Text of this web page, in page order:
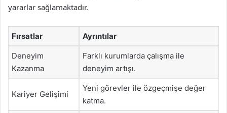
yararlar sağlamaktadır.
Fırsatlar Ayrıntılar
Deneyim
Kazanma
Farklı kurumlarda çalışma ile
deneyim artışı.
Kariyer Gelişimi
Yeni görevler ile özgeçmişe değer
katma.